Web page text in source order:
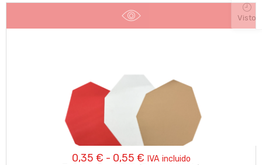
0,35 € - 0,55 €Rango
IVA incluido
Visto